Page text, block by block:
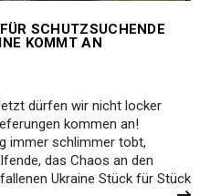
SCHUTZSUCHENDE
KOMMT AN
dürfen wir nicht locker
kommen an!
immer schlimmer tobt,
das Chaos an den
Ukraine Stück für Stück